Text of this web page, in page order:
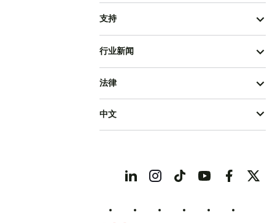
支持
行业新闻
法律
中文